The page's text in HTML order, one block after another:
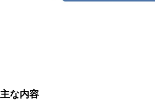
主な内容